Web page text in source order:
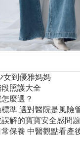
女到優雅媽媽
照護大全
麼選？
準 選對醫院是風險
解的寶寶安全感問題
保養 中醫觀點看產